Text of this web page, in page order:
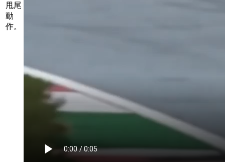
甩尾
動
作。